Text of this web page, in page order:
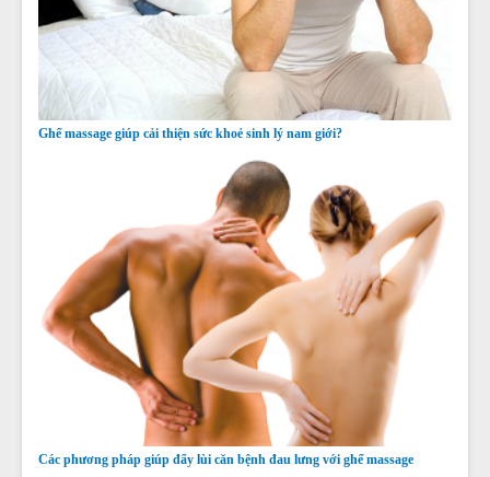
Ghế massage giúp cải thiện sức khoẻ sinh lý nam giới?
Các phương pháp giúp đẩy lùi căn bệnh đau lưng với ghế massage